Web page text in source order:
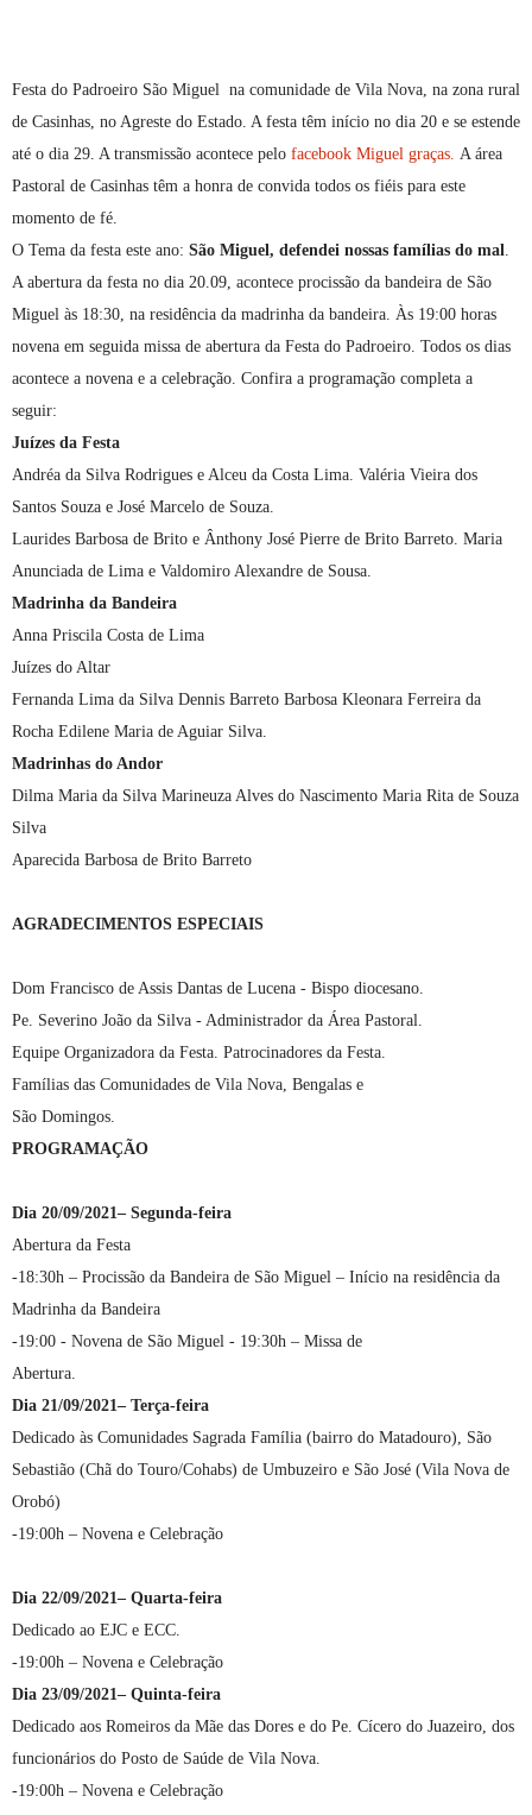
Festa do Padroeiro São Miguel na comunidade de Vila Nova, na zona rural
de Casinhas, no Agreste do Estado. A festa têm início no dia 20 e se estende
até o dia 29. A transmissão acontece pelo facebook Miguel graças. A área
Pastoral de Casinhas têm a honra de convida todos os fiéis para este
momento de fé.
O Tema da festa este ano: São Miguel, defendei nossas famílias do mal.
A abertura da festa no dia 20.09, acontece procissão da bandeira de São
Miguel às 18:30, na residência da madrinha da bandeira. Às 19:00 horas
novena em seguida missa de abertura da Festa do Padroeiro. Todos os dias
acontece a novena e a celebração. Confira a programação completa a
seguir:
Juízes da Festa
Andréa da Silva Rodrigues e Alceu da Costa Lima. Valéria Vieira dos
Santos Souza e José Marcelo de Souza.
Laurides Barbosa de Brito e Ânthony José Pierre de Brito Barreto. Maria
Anunciada de Lima e Valdomiro Alexandre de Sousa.
Madrinha da Bandeira
Anna Priscila Costa de Lima
Juízes do Altar
Fernanda Lima da Silva Dennis Barreto Barbosa Kleonara Ferreira da
Rocha Edilene Maria de Aguiar Silva.
Madrinhas do Andor
Dilma Maria da Silva Marineuza Alves do Nascimento Maria Rita de Souza
Silva
Aparecida Barbosa de Brito Barreto
AGRADECIMENTOS ESPECIAIS
Dom Francisco de Assis Dantas de Lucena - Bispo diocesano.
Pe. Severino João da Silva - Administrador da Área Pastoral.
Equipe Organizadora da Festa. Patrocinadores da Festa.
Famílias das Comunidades de Vila Nova, Bengalas e
São Domingos.
PROGRAMAÇÃO
Dia 20/09/2021– Segunda-feira
Abertura da Festa
-18:30h – Procissão da Bandeira de São Miguel – Início na residência da
Madrinha da Bandeira
-19:00 - Novena de São Miguel - 19:30h – Missa de
Abertura.
Dia 21/09/2021– Terça-feira
Dedicado às Comunidades Sagrada Família (bairro do Matadouro), São
Sebastião (Chã do Touro/Cohabs) de Umbuzeiro e São José (Vila Nova de
Orobó)
-19:00h – Novena e Celebração
Dia 22/09/2021– Quarta-feira
Dedicado ao EJC e ECC.
-19:00h – Novena e Celebração
Dia 23/09/2021– Quinta-feira
Dedicado aos Romeiros da Mãe das Dores e do Pe. Cícero do Juazeiro, dos
funcionários do Posto de Saúde de Vila Nova.
-19:00h – Novena e Celebração